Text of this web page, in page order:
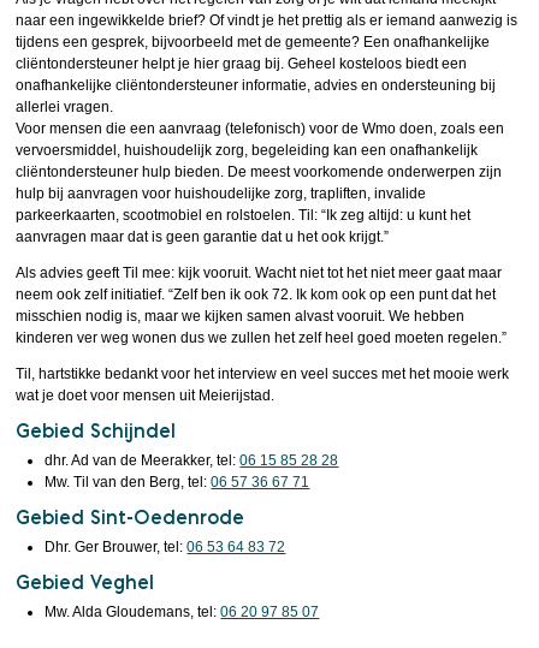
naar een ingewikkelde brief? Of vindt je het prettig als er iemand aanwezig is
tijdens een gesprek, bijvoorbeeld met de gemeente? Een onafhankelijke
cliëntondersteuner helpt je hier graag bij. Geheel kosteloos biedt een
onafhankelijke cliëntondersteuner informatie, advies en ondersteuning bij
allerlei vragen.
Voor mensen die een aanvraag (telefonisch) voor de Wmo doen, zoals een
vervoersmiddel, huishoudelijk zorg, begeleiding kan een onafhankelijk
cliëntondersteuner hulp bieden. De meest voorkomende onderwerpen zijn
hulp bij aanvragen voor huishoudelijke zorg, trapliften, invalide
parkeerkaarten, scootmobiel en rolstoelen. Til: “Ik zeg altijd: u kunt het
aanvragen maar dat is geen garantie dat u het ook krijgt.”
Als advies geeft Til mee: kijk vooruit. Wacht niet tot het niet meer gaat maar
neem ook zelf initiatief. “Zelf ben ik ook 72. Ik kom ook op een punt dat het
misschien nodig is, maar we kijken samen alvast vooruit. We hebben
kinderen ver weg wonen dus we zullen het zelf heel goed moeten regelen.”
Til, hartstikke bedankt voor het interview en veel succes met het mooie werk
wat je doet voor mensen uit Meierijstad.
Gebied Schijndel
dhr. Ad van de Meerakker, tel:06 15 85 28 28
Mw. Til van den Berg, tel:06 57 36 67 71
Gebied Sint-Oedenrode
Dhr. Ger Brouwer, tel:06 53 64 83 72
Gebied Veghel
Mw. Alda Gloudemans, tel:06 20 97 85 07